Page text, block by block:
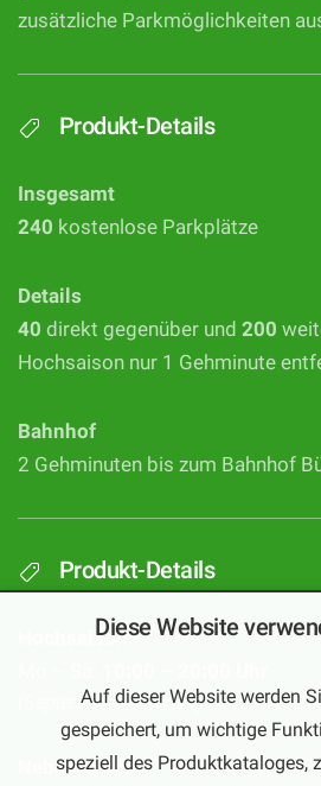
zusätzliche Parkmöglichkeiten
Produkt-Details
Insgesamt
240 kostenlose Parkplätze
Details
40 direkt gegenüber und 200
Hochsaison nur 1 Gehminute
Bahnhof
2 Gehminuten bis zum Bahnhof
Produkt-Details
Hochsaison
(September – Februar)
Nebensaison
Diese Website
Auf dieser Website werden
gespeichert, um wichtige
speziell des Produktkataloges,